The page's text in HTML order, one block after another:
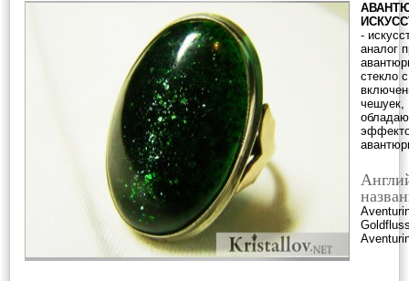
-
аналог
стекло с
чешуек,